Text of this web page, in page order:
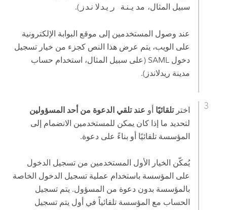
سبيل المثال، مدينة ريدلاندز ).
عند وصول المستخدمين إلى موقع البوابة الإلكترونية
على الويب، يتم عرض هذا النص كجزء من خيار تسجيل
دخول SAML (على سبيل المثال، استخدام حساب
مدينة ريدلاندز).
اخترتلقائيًا أو عند تلقي الدعوة من أحد المسؤولين
لتحديد ما إذا كان يمكن للمستخدمين الانضمام إلى
المؤسسة تلقائيًا أو بناءً على دعوة.
يُمكّن الخيار الأول المستخدمين من تسجيل الدخول
على المؤسسة باستخدام عملية تسجيل الدخول الخاصة
بالمؤسسة بدون دعوة من المسؤول. يتم تسجيل
الحساب مع المؤسسة تلقائياً في أول يتم تسجيل